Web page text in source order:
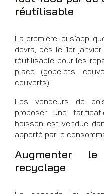
réutilisable
La première loi
devra, dès le 1er
réutilisable pour les
place (gobelets,
couverts).
Les vendeurs de
proposer une
boisson est vendue
apporté par le
Augmenter
recyclage